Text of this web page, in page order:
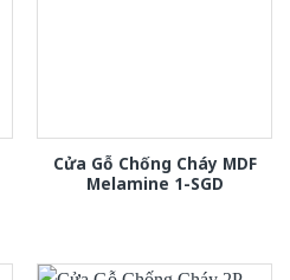
Cửa Gỗ Chống Cháy MDF
Melamine 1-SGD